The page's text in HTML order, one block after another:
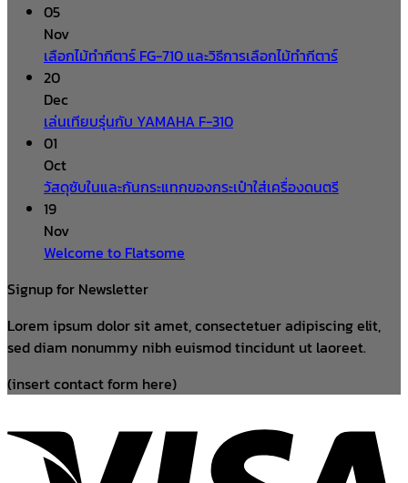
05
Nov
เลือกไม้ทำกีตาร์ FG-710 และวิธีการเลือกไม้ทำกีตาร์
20
Dec
เล่นเทียบรุ่นกับ YAMAHA F-310
01
Oct
วัสดุซับในและกันกระแทกของกระเป๋าใส่เครื่องดนตรี
19
Nov
Welcome to Flatsome
Signup for Newsletter
Lorem ipsum dolor sit amet, consectetuer adipiscing elit,
sed diam nonummy nibh euismod tincidunt ut laoreet.
(insert contact form here)